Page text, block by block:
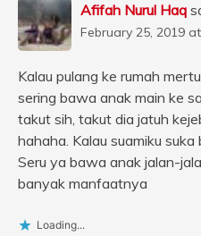
Afifah Nurul Haq
February 25, 2019
Kalau pulang ke rumah
sering bawa anak main ke
takut sih, takut dia jatuh
hahaha. Kalau suamiku
Seru ya bawa anak jalan-
banyak manfaatnya
Loading...